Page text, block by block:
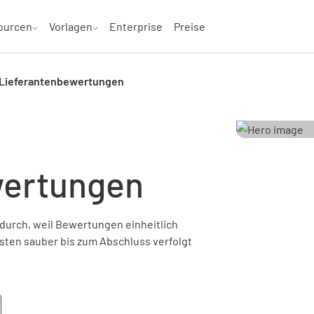
Vorlagen Enterprise Preise
weil Bewertungen einheitlich
sauber bis zum Abschluss verfolgt